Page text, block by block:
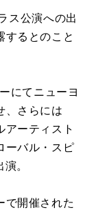
ス公演への出
するとのこと
にてニューヨ
、さらには
アーティスト
ーバル・スピ
。
で開催された